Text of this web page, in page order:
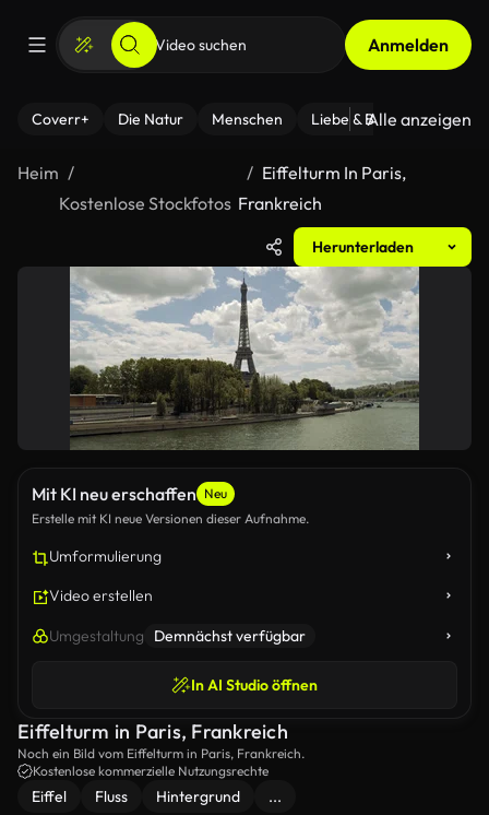
Anmelden
Coverr+ Die Natur Menschen Liebe & Beziehungen
Alle anzeigen
Heim
Kostenlose Stockfotos
Eiffelturm In Paris,
Frankreich
Herunterladen
Mit KI neu erschaffen Neu
Erstelle mit KI neue Versionen dieser Aufnahme.
Umformulierung
Video erstellen
Umgestaltung Demnächst verfügbar
In AI Studio öffnen
Eiffelturm in Paris, Frankreich
Noch ein Bild vom Eiffelturm in Paris, Frankreich.
Kostenlose kommerzielle Nutzungsrechte
Eiffel Fluss Hintergrund ...